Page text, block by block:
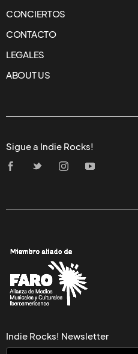
CONCIERTOS
CONTACTO
LEGALES
ABOUT US
Sigue a Indie Rocks!
Indie Rocks! Newsletter